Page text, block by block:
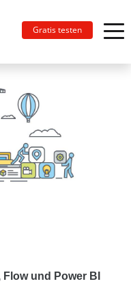
Gratis testen
und Power BI